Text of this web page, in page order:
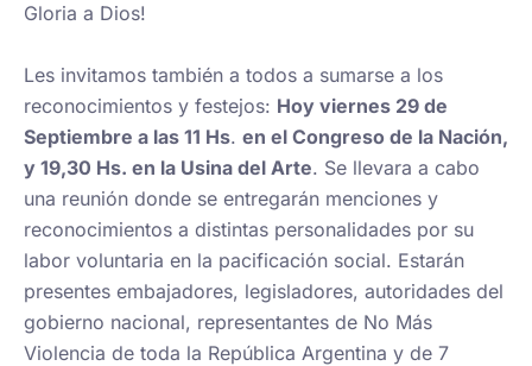
Gloria a Dios!
Les invitamos también a todos a sumarse a los
reconocimientos y festejos: Hoy viernes 29 de
Septiembre a las 11 Hs. en el Congreso de la Nación,
y 19,30 Hs. en la Usina del Arte. Se llevara a cabo
una reunión donde se entregarán menciones y
reconocimientos a distintas personalidades por su
labor voluntaria en la pacificación social. Estarán
presentes embajadores, legisladores, autoridades del
gobierno nacional, representantes de No Más
Violencia de toda la República Argentina y de 7